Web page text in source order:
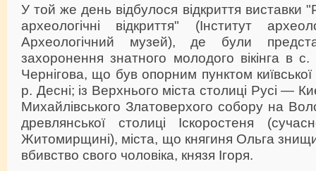
У той же день відбулося відкриття виставки
археологічні відкриття" (Інститут
Археологічний музей), де були
захоронення знатного молодого вікінга в
Чернігова, що був опорним пунктом
р. Десні; із Верхнього міста столиці Русі —
Михайлівського Златоверхого собору на
древлянської столиці Іскоростеня
Житомирщині), міста, що княгиня Ольга
вбивство свого чоловіка, князя Ігоря.